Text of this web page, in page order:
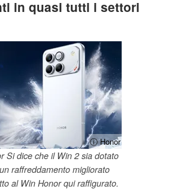
in quasi tutti i settori
ⓘ Honor
Si dice che il Win 2 sia dotato
raffreddamento migliorato
al Win Honor qui raffigurato.